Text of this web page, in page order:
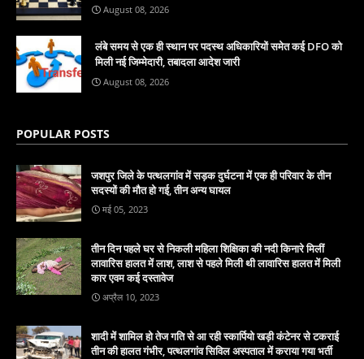
August 08, 2026
लंबे समय से एक ही स्थान पर पदस्थ अधिकारियों समेत कई DFO को
मिली नई जिम्मेदारी, तबादला आदेश जारी
August 08, 2026
POPULAR POSTS
जशपुर जिले के पत्थलगांव में सड़क दुर्घटना में एक ही परिवार के तीन
सदस्यों की मौत हो गई, तीन अन्य घायल
मई 05, 2023
तीन दिन पहले घर से निकली महिला शिक्षिका की नदी किनारे मिलीं
लावारिस हालत में लाश, लाश से पहले मिली थी लावारिस हालत में मिली
कार एवम कई दस्तावेज
अप्रैल 10, 2023
शादी में शामिल हो तेज गति से आ रही स्कार्पियो खड़ी कंटेनर से टकराई
तीन की हालत गंभीर, पत्थलगांव सिविल अस्पताल में कराया गया भर्ती